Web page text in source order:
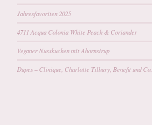
Jahresfavoriten 2025
4711 Acqua Colonia White Peach & Coriander
Veganer Nusskuchen mit Ahornsirup
Dupes – Clinique, Charlotte Tilbury, Benefit und Co.